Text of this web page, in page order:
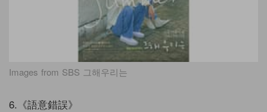
Images from SBS 그해우리는
6.《語意錯誤》